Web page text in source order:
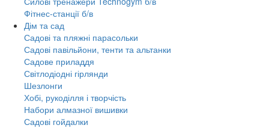
Фітнес-станції б/в
Дім та сад
Садові та пляжні парасольки
Садові павільйони, тенти та альтанки
Садове приладдя
Світлодіодні гірлянди
Шезлонги
Хобі, рукоділля і творчість
Набори алмазної вишивки
Садові гойдалки